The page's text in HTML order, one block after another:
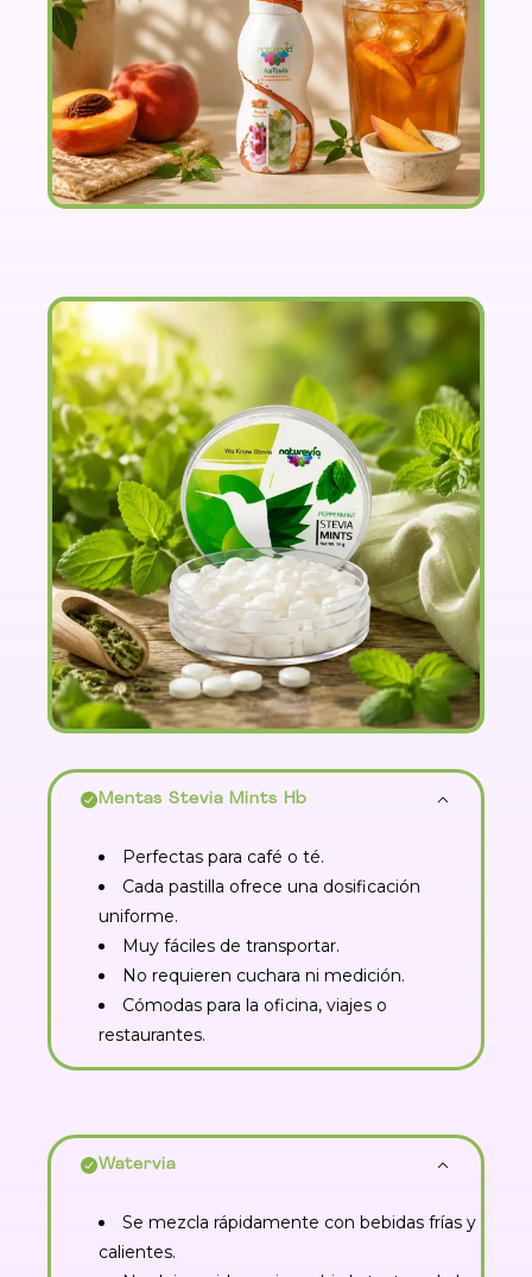
Mentas Stevia Mints Hb
Perfectas para café o té.
Cada pastilla ofrece una dosificación
uniforme.
Muy fáciles de transportar.
No requieren cuchara ni medición.
Cómodas para la oficina, viajes o
restaurantes.
Watervia
Se mezcla rápidamente con bebidas frías y
calientes.